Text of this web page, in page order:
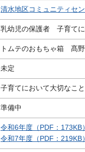
清水地区コミュニティセ
乳幼児の保護者 子育てに
トムテのおもちゃ箱 髙
未定
子育てにおいて大切なこ
準備中
令和6年度（PDF：173KB）
令和7年度（PDF：219KB）